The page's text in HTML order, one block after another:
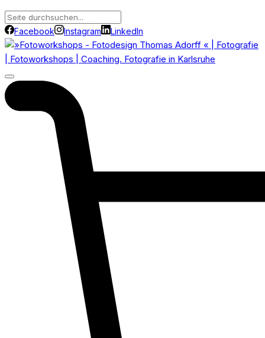
Facebook Instagram LinkedIn